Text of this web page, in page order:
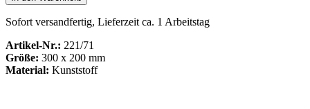
Sofort versandfertig, Lieferzeit ca. 1 Arbeitstag
Artikel-Nr.: 221/71
Größe: 300 x 200 mm
Material: Kunststoff